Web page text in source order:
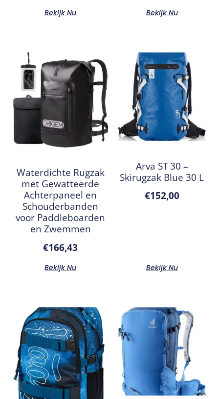
Bekijk Nu Bekijk Nu
Waterdichte Rugzak
met Gewatteerde
Achterpaneel en
Schouderbanden
voor Paddleboarden
en Zwemmen
€166,43
Bekijk Nu
Arva ST 30 –
Skirugzak Blue 30 L
€152,00
Bekijk Nu